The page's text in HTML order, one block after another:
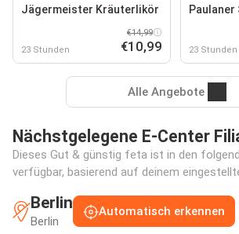
Jägermeister Kräuterlikör
23 Stunden
€14,99
€10,99
Paulaner
23 Stunden
Alle Angebote
Nächstgelegene E-Center
Dieses Gut & günstig feta ist in den
verfügbar, basierend auf deinem
Berlin
Berlin
Automatisch erkennen